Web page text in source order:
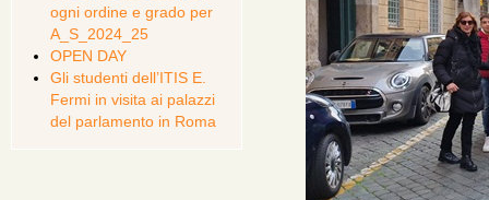
ogni ordine e grado per
A_S_2024_25
OPEN DAY
Gli studenti dell’ITIS E.
Fermi in visita ai palazzi
del parlamento in Roma